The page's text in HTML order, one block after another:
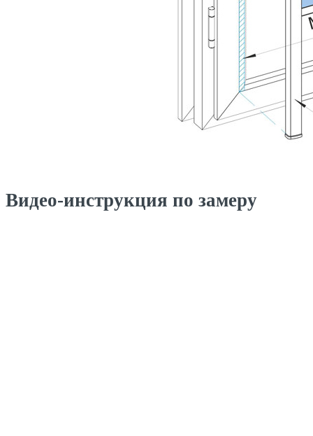
Видео-инструкция по замеру